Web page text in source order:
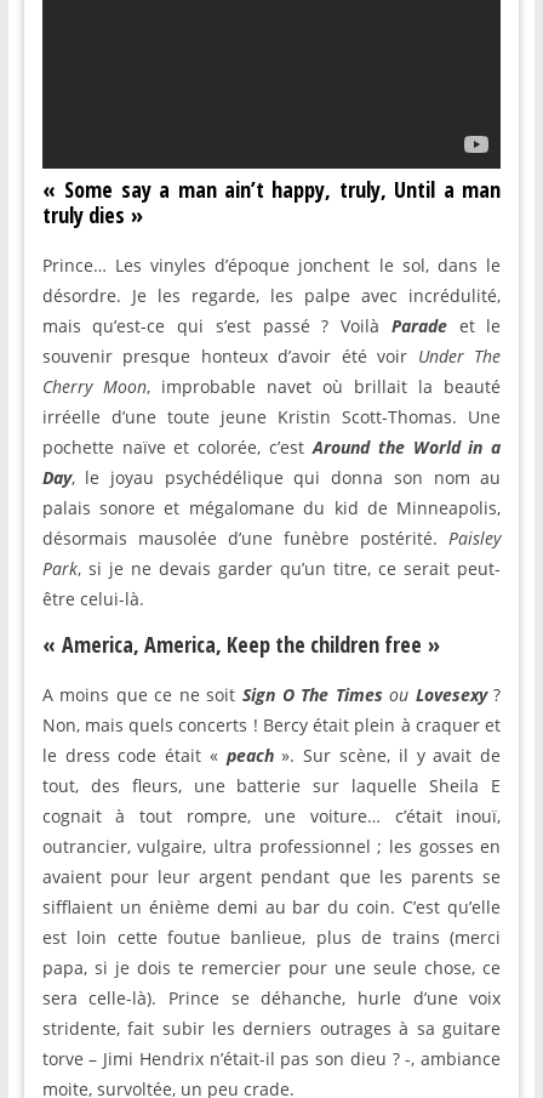
« Some say a man ain’t happy, truly, Until a man
truly dies »
Prince… Les vinyles d’époque jonchent le sol, dans le
désordre. Je les regarde, les palpe avec incrédulité,
mais qu’est-ce qui s’est passé ? Voilà Paradeet le
souvenir presque honteux d’avoir été voir Under The
Cherry Moon, improbable navet où brillait la beauté
irréelle d’une toute jeune Kristin Scott-Thomas. Une
pochette naïve et colorée, c’estAround the World in a
Day, le joyau psychédélique qui donna son nom au
palais sonore et mégalomane du kid de Minneapolis,
désormais mausolée d’une funèbre postérité.Paisley
Park, si je ne devais garder qu’un titre, ce serait peut-
être celui-là.
« America, America, Keep the children free »
A moins que ce ne soit Sign O The Times ou Lovesexy ?
Non, mais quels concerts ! Bercy était plein à craquer et
le dress code était « peach». Sur scène, il y avait de
tout, des fleurs, une batterie sur laquelle Sheila E
cognait à tout rompre, une voiture… c’était inouï,
outrancier, vulgaire, ultra professionnel ; les gosses en
avaient pour leur argent pendant que les parents se
sifflaient un énième demi au bar du coin. C’est qu’elle
est loin cette foutue banlieue, plus de trains (merci
papa, si je dois te remercier pour une seule chose, ce
sera celle-là). Prince se déhanche, hurle d’une voix
stridente, fait subir les derniers outrages à sa guitare
torve – Jimi Hendrix n’était-il pas son dieu ? -, ambiance
moite, survoltée, un peu crade.